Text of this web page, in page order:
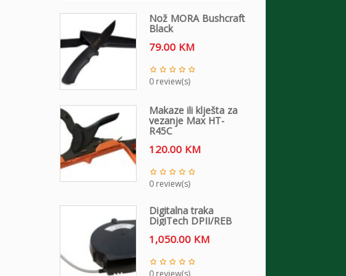
Nož MORA Bushcraft
Black
79.00 KM
0 review(s)
Makaze ili klješta za
vezanje Max HT-
R45C
120.00 KM
0 review(s)
Digitalna traka
DigiTech DPII/REB
1,050.00 KM
0 review(s)